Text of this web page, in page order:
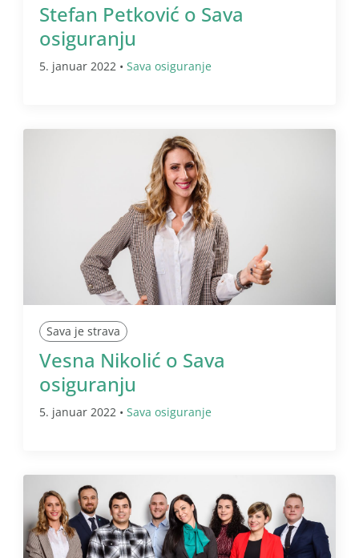
Stefan Petković o Sava
osiguranju
5. januar 2022 • Sava osiguranje
Sava je strava
Vesna Nikolić o Sava
osiguranju
5. januar 2022 • Sava osiguranje